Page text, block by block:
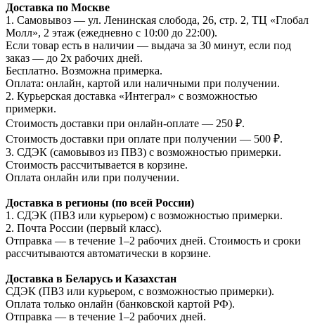
Доставка по Москве
1. Самовывоз — ул. Ленинская слобода, 26, стр. 2, ТЦ «Глобал
Молл», 2 этаж (ежедневно с 10:00 до 22:00).
Если товар есть в наличии — выдача за 30 минут, если под
заказ — до 2х рабочих дней.
Бесплатно. Возможна примерка.
Оплата: онлайн, картой или наличными при получении.
2. Курьерская доставка «Интеграл» с возможностью
примерки.
Стоимость доставки при онлайн-оплате — 250 ₽.
Стоимость доставки при оплате при получении — 500 ₽.
3. СДЭК (самовывоз из ПВЗ) с возможностью примерки.
Стоимость рассчитывается в корзине.
Оплата онлайн или при получении.
Доставка в регионы (по всей России)
1. СДЭК (ПВЗ или курьером) с возможностью примерки.
2. Почта России (первый класс).
Отправка — в течение 1–2 рабочих дней. Стоимость и сроки
рассчитываются автоматически в корзине.
Доставка в Беларусь и Казахстан
СДЭК (ПВЗ или курьером, с возможностью примерки).
Оплата только онлайн (банковской картой РФ).
Отправка — в течение 1–2 рабочих дней.